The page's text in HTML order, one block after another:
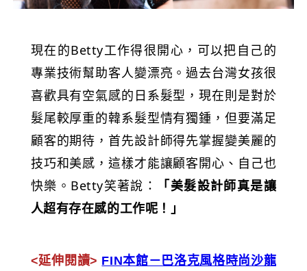
現在的Betty工作得很開心，可以把自己的
專業技術幫助客人變漂亮。過去台灣女孩很
喜歡具有空氣感的日系髮型，現在則是對於
髮尾較厚重的韓系髮型情有獨鍾，但要滿足
顧客的期待，首先設計師得先掌握變美麗的
技巧和美感，這樣才能讓顧客開心、自己也
快樂。Betty笑著說：
「美髮設計師真是讓
人超有存在感的工作呢！」
<延伸閱讀> FIN本館－巴洛克風格時尚沙龍